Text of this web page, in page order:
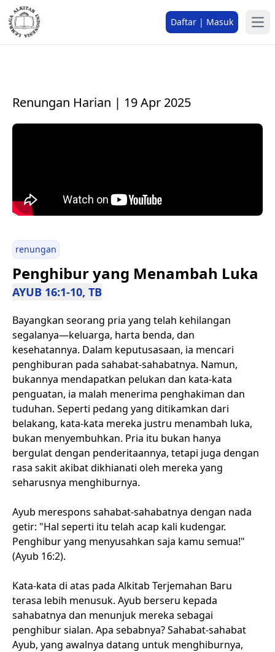
Daftar | Masuk
Renungan Harian | 19 Apr 2025
renungan
Penghibur yang Menambah Luka
AYUB 16:1-10, TB
Bayangkan seorang pria yang telah kehilangan
segalanya—keluarga, harta benda, dan
kesehatannya. Dalam keputusasaan, ia mencari
penghiburan pada sahabat-sahabatnya. Namun,
bukannya mendapatkan pelukan dan kata-kata
penguatan, ia malah menerima penghakiman dan
tuduhan. Seperti pedang yang ditikamkan dari
belakang, kata-kata mereka justru menambah luka,
bukan menyembuhkan. Pria itu bukan hanya
bergulat dengan penderitaannya, tetapi juga dengan
rasa sakit akibat dikhianati oleh mereka yang
seharusnya menghiburnya.
Ayub merespons sahabat-sahabatnya dengan nada
getir: "Hal seperti itu telah acap kali kudengar.
Penghibur yang menyusahkan saja kamu semua!"
(Ayub 16:2).
Kata-kata di atas pada Alkitab Terjemahan Baru
terasa lebih menusuk. Ayub berseru kepada
sahabatnya dan menunjuk mereka sebagai
penghibur sialan. Apa sebabnya? Sahabat-sahabat
Ayub, yang awalnya datang untuk menghiburnya,